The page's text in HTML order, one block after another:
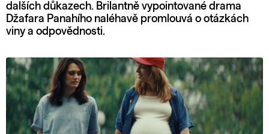
dalších důkazech. Brilantně vypointované drama
Džafara Panahího naléhavě promlouvá o otázkách
viny a odpovědnosti.